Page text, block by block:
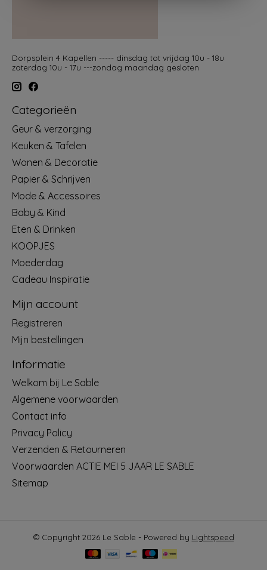
Dorpsplein 4 Kapellen ----- dinsdag tot vrijdag 10u - 18u
zaterdag 10u - 17u ---zondag maandag gesloten
Categorieën
Geur & verzorging
Keuken & Tafelen
Wonen & Decoratie
Papier & Schrijven
Mode & Accessoires
Baby & Kind
Eten & Drinken
KOOPJES
Moederdag
Cadeau Inspiratie
Mijn account
Registreren
Mijn bestellingen
Informatie
Welkom bij Le Sable
Algemene voorwaarden
Contact info
Privacy Policy
Verzenden & Retourneren
Voorwaarden ACTIE MEI 5 JAAR LE SABLE
Sitemap
© Copyright 2026 Le Sable - Powered by Lightspeed